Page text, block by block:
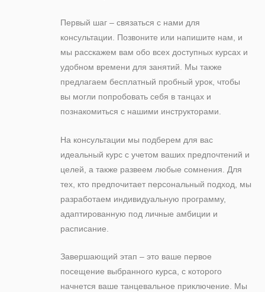
Первый шаг – связаться с нами для
консультации. Позвоните или напишите нам, и
мы расскажем вам обо всех доступных курсах и
удобном времени для занятий. Мы также
предлагаем бесплатный пробный урок, чтобы
вы могли попробовать себя в танцах и
познакомиться с нашими инструкторами.
На консультации мы подберем для вас
идеальный курс с учетом ваших предпочтений и
целей, а также развеем любые сомнения. Для
тех, кто предпочитает персональный подход, мы
разработаем индивидуальную программу,
адаптированную под личные амбиции и
расписание.
Завершающий этап – это ваше первое
посещение выбранного курса, с которого
начнется ваше танцевальное приключение. Мы